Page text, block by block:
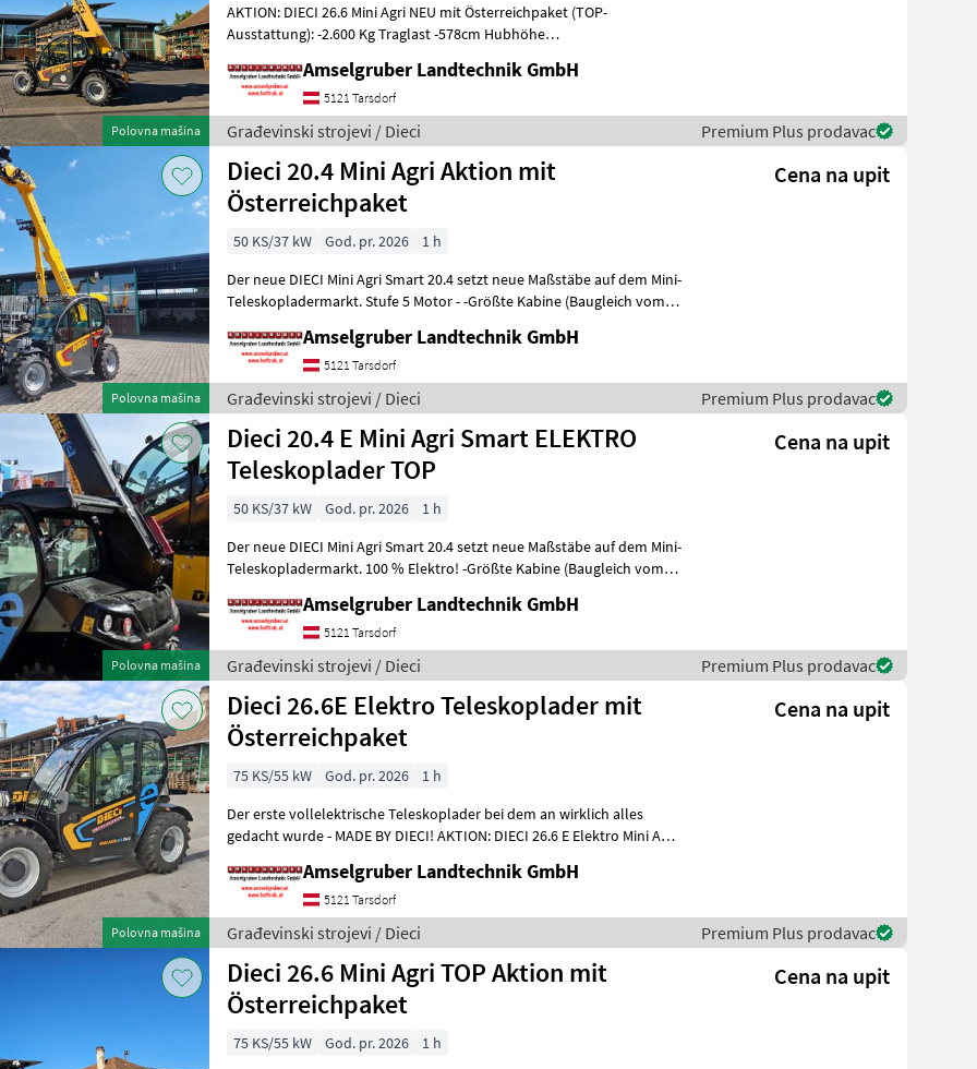
Polovna mašina
AKTION: DIECI 26.6 Mini Agri NEU mit Österreichpaket (TOP-
Ausstattung): -2.600 Kg Traglast -578cm Hubhöhe
Amselgruber Landtechnik GmbH
5121 Tarsdorf
Građevinski strojevi / Dieci Premium Plus prodavac
Polovna mašina
Dieci 20.4 Mini Agri Aktion mit
Österreichpaket
Cena na upit
50 KS/37 kW God. pr. 2026
1 h
Der neue DIECI Mini Agri Smart 20.4 setzt neue Maßstäbe auf dem Mini-
Teleskopladermarkt. Stufe 5 Motor - -Größte Kabine (Baugleich vom
Amselgruber Landtechnik GmbH
5121 Tarsdorf
Građevinski strojevi / Dieci Premium Plus prodavac
Polovna mašina
Dieci 20.4 E Mini Agri Smart ELEKTRO
Teleskoplader TOP
Cena na upit
50 KS/37 kW God. pr. 2026
1 h
Der neue DIECI Mini Agri Smart 20.4 setzt neue Maßstäbe auf dem Mini-
Teleskopladermarkt. 100 % Elektro! -Größte Kabine (Baugleich vom
Amselgruber Landtechnik GmbH
5121 Tarsdorf
Građevinski strojevi / Dieci Premium Plus prodavac
Polovna mašina
Dieci 26.6E Elektro Teleskoplader mit
Österreichpaket
Cena na upit
75 KS/55 kW God. pr. 2026
1 h
Der erste vollelektrische Teleskoplader bei dem an wirklich alles
gedacht wurde - MADE BY DIECI! AKTION: DIECI 26.6 E Elektro Mini Agri
Amselgruber Landtechnik GmbH
5121 Tarsdorf
Građevinski strojevi / Dieci Premium Plus prodavac
Dieci 26.6 Mini Agri TOP Aktion mit
Österreichpaket
Cena na upit
75 KS/55 kW God. pr. 2026
1 h